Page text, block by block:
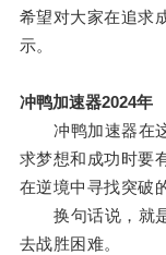
希望对大家在追求
示。
冲鸭加速器2024年
冲鸭加速器在这
求梦想和成功时要
在逆境中寻找突破
换句话说，就是
去战胜困难。